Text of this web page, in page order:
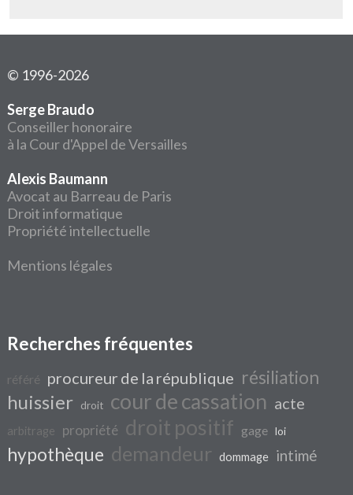
© 1996-2026
Serge Braudo
Conseiller honoraire
à la Cour d'Appel de Versailles
Alexis Baumann
Avocat au Barreau de Paris
Droit informatique
Propriété intellectuelle
Mentions légales
Recherches fréquentes
référé procureur de la république résiliation
huissier droit cour de cassation acte
arbitrage propriété droit positif gage loi
hypothèque demandeur dommage intimé